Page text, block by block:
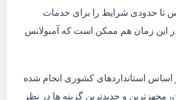
تا حدودی شرایط را برای خدمات
این زمان هم ممکن است که آمبولانس
اساس استانداردهای کشوری انجام شده
مجهزترین و جدیدترین گزینه ها در نظر